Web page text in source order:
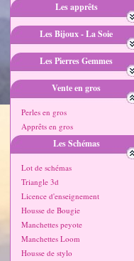
Les apprêts
Les Bijoux - La Soie
Les Pierres Gemmes
Vente en gros
Perles en gros
Apprêts en gros
Les Schémas
Lot de schémas
Triangle 3d
Licence d'enseignement
Housse de Bougie
Manchettes peyote
Manchettes Loom
Housse de stylo